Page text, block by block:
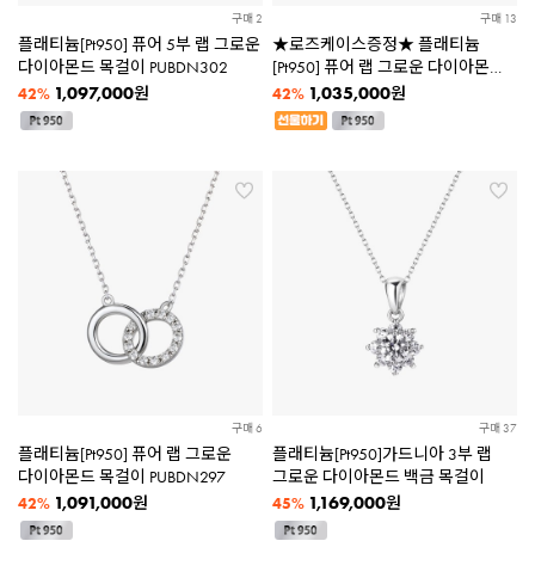
구매 2
플래티늄[Pt950] 퓨어 5부 랩 그로운
다이아몬드 목걸이 PUBDN302
42% 1,097,000원
구매 13
★로즈케이스증정★ 플래티늄
[Pt950] 퓨어 랩 그로운 다이아몬드
목걸이 PUBDN295
42% 1,035,000원
구매 6
플래티늄[Pt950] 퓨어 랩 그로운
다이아몬드 목걸이 PUBDN297
42% 1,091,000원
구매 37
플래티늄[Pt950]가드니아 3부 랩
그로운 다이아몬드 백금 목걸이
45% 1,169,000원